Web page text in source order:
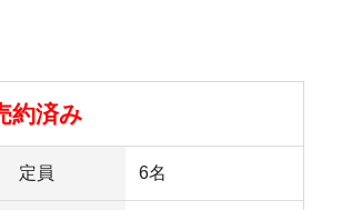
約済み
定員 6名